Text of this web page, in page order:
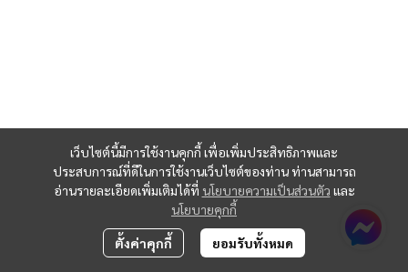
เว็บไซต์นี้มีการใช้งานคุกกี้ เพื่อเพิ่มประสิทธิภาพและ
ประสบการณ์ที่ดีในการใช้งานเว็บไซต์ของท่าน ท่านสามารถ
อ่านรายละเอียดเพิ่มเติมได้ที่ นโยบายความเป็นส่วนตัว และ
นโยบายคุกกี้
ตั้งค่าคุกกี้ ยอมรับทั้งหมด